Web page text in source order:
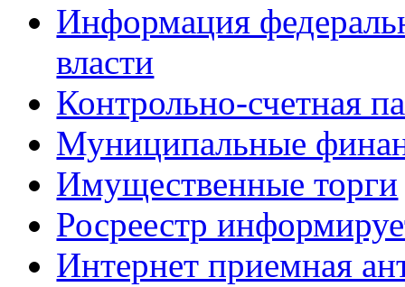
Информация
власти
Контрольно-счетная
Муниципальные
Имущественные торги
Росреестр
Интернет приемная